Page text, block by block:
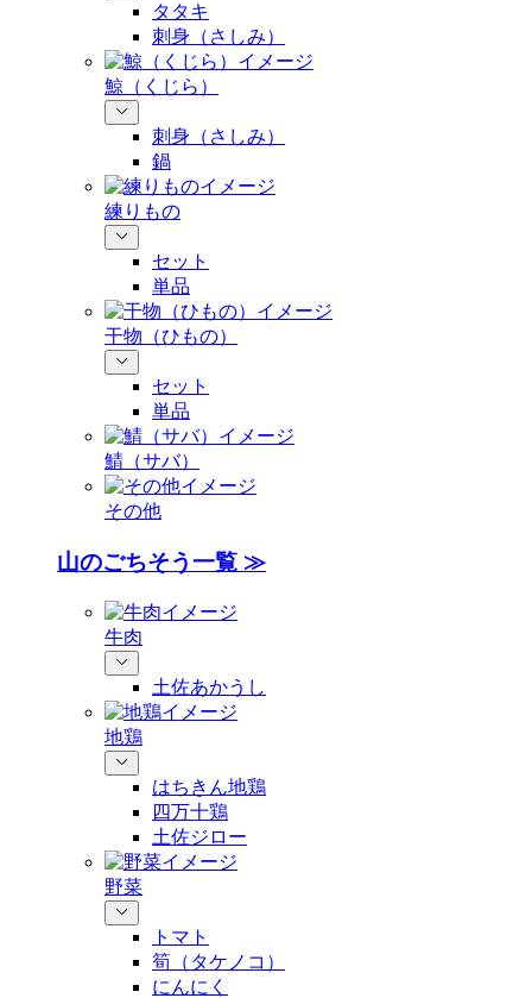
タタキ
刺身（さしみ）
鯨（くじら）
刺身（さしみ）
鍋
練りもの
セット
単品
干物（ひもの）
セット
単品
鯖（サバ）
その他
山のごちそう一覧 ≫
牛肉
土佐あかうし
地鶏
はちきん地鶏
四万十鶏
土佐ジロー
野菜
トマト
筍（タケノコ）
にんにく